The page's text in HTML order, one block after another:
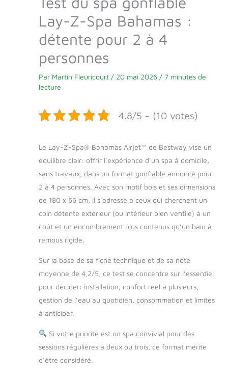
Lay-Z-Spa Bahamas :
détente pour 2 à 4
personnes
Par Martin Fleuricourt / 20 mai 2026 / 7 minutes de
lecture
4.8/5 - (10 votes)
Le Lay-Z-Spa® Bahamas Airjet™ de Bestway vise un
équilibre clair: offrir l’expérience d’un spa à domicile,
sans travaux, dans un format gonflable annoncé pour
2 à 4 personnes. Avec son motif bois et ses dimensions
de 180 x 66 cm, il s’adresse à ceux qui cherchent un
coin détente extérieur (ou intérieur bien ventilé) à un
coût et un encombrement plus contenus qu’un bain à
remous rigide.
Sur la base de sa fiche technique et de sa note
moyenne de 4,2/5, ce test se concentre sur l’essentiel
pour décider: installation, confort réel à plusieurs,
gestion de l’eau au quotidien, consommation et limites
à anticiper.
Si votre priorité est un spa convivial pour des
sessions régulières à deux ou trois, ce format mérite
d’être considéré.